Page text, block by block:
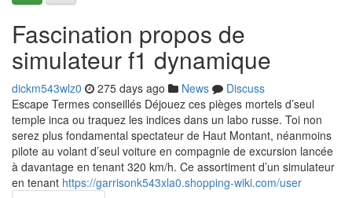
Fascination propos de
simulateur f1 dynamique
dickm543wlz0 275 days ago News
Discuss
Escape Termes conseillés Déjouez ces pièges mortels d’seul
temple inca ou traquez les indices dans un labo russe. Toi non
serez plus fondamental spectateur de Haut Montant, néanmoins
pilote au volant d’seul voiture en compagnie de excursion lancée
à davantage en tenant 320 km/h. Ce assortiment d’un simulateur
en tenant https://garrisonk543xla0.shopping-wiki.com/user